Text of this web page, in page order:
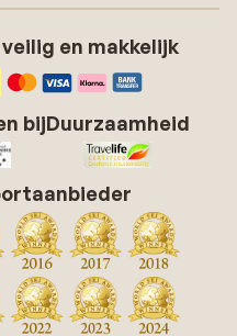
en makkelijk
bijDuurzaamheid